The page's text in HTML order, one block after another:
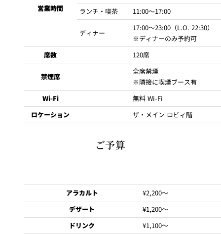
営業時間
ランチ・喫茶
11:00～17:00
ディナー
17:00～23:00（L.O. 22:30）
※ディナーのみ予約可
席数
120席
禁煙席
全席禁煙
※隣接に喫煙ブース有
Wi-Fi
無料 Wi-Fi
ロケーション
ザ・メイン ロビィ階
ご予算
アラカルト
¥2,200～
デザート
¥1,200～
ドリンク
¥1,100～